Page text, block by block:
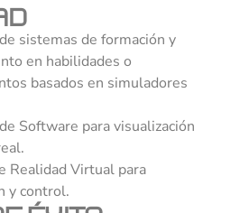
sistemas de formación y
en habilidades o
basados en simuladores
Software para visualización
Realidad Virtual para
y control.